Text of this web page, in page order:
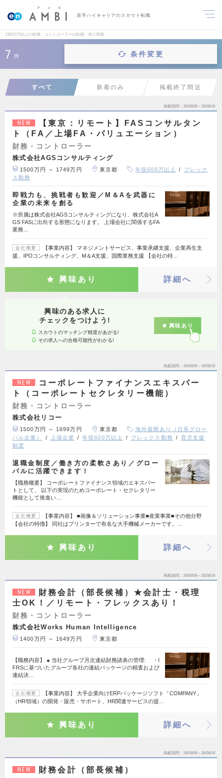
若手ハイキャリアのスカウト転職
1350万円以上の財務・コントローラーの転職・求人情報
7 件 条件変更
すべて 新着のみ 掲載終了間近
掲載期間 26/08/06～26/08/19
NEW
【東京：リモート】FASコンサルタン
ト（FA／上場FA・バリュエーション）
財務・コントローラー
株式会社AGSコンサルティング
1500万円 ～ 1749万円 東京都 年収600万以上
フレック
ス勤務
即戦力も、挑戦者も歓迎／M＆Aを武器に
企業の未来を創る
※所属は株式会社AGSコンサルティングになり、株式会社A
GS FASに出向する形態になります。 上場会社に関係するFA
業務…
会社概要
【事業内容】 マネジメントサービス、事業承継支援、企業再生支
援、IPOコンサルティング、M＆A支援、国際業務支援 【会社の特…
興味あり 詳細へ
興味のある求人に
チェックをつけよう!
スカウトのマッチング精度があがる!
その求人への合格可能性がわかる!
興味あり
掲載期間 26/08/06～26/08/19
NEW
コーポレートファイナンスエキスパー
ト（コーポレートセクレタリー機能）
財務・コントローラー
株式会社リコー
1500万円 ～ 1699万円 東京都
海外展開あり（日系グロー
バル企業）
上場企業 年収600万以上 フレックス勤務
育児支援
制度
退職金制度／働き方の柔軟さあり／グロー
バルに活躍できます！
【職務概要】 コーポレートファイナンス領域のエキスパー
トとして、 以下の実現のためコーポレート・セクレタリー
機能として推進い…
会社概要
【事業内容】 ■画像＆ソリューション事業■産業事業■その他分野
【会社の特徴】 同社はプリンターで有名な大手機械メーカーです。…
興味あり 詳細へ
掲載期間 26/08/06～26/08/19
NEW
財務会計（部長候補）★会計士・税理
士OK！／リモート・フレックスあり！
財務・コントローラー
株式会社Works Human Intelligence
1400万円 ～ 1649万円 東京都
【職務内容】 ● 当社グループ月次連結財務諸表の管理: ・I
FRSに基づいたグループ各社の連結パッケージの精査および
連結決…
会社概要
【事業内容】 大手企業向けERPパッケージソフト「COMPANY」
（HR領域）の開発・販売・サポート、HR関連サービスの提…
興味あり 詳細へ
掲載期間 26/08/06～26/08/19
NEW 財務会計（部長候補）